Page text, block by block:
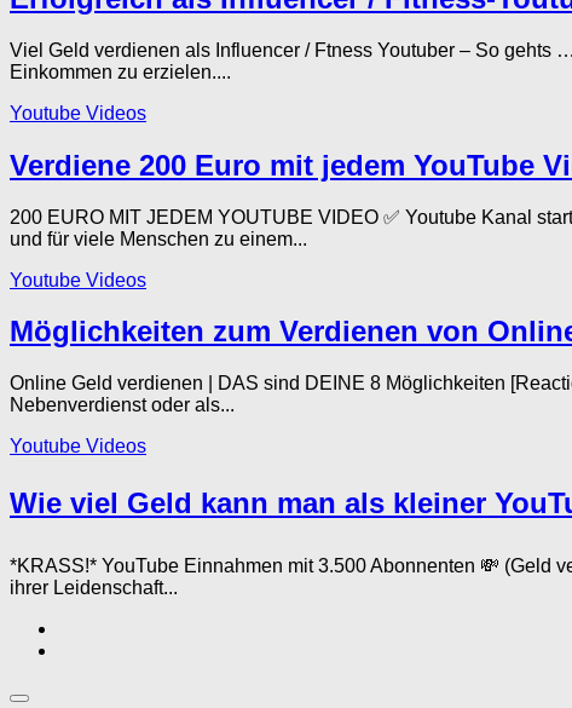
Viel Geld verdienen als Influencer / Ftness Youtuber – So
Einkommen zu erzielen....
Youtube Videos
Verdiene 200 Euro mit jedem YouTube
200 EURO MIT JEDEM YOUTUBE VIDEO ✅ Youtube Kanal
und für viele Menschen zu einem...
Youtube Videos
Möglichkeiten zum Verdienen von
Online Geld verdienen | DAS sind DEINE 8 Möglichkeiten
Nebenverdienst oder als...
Youtube Videos
Wie viel Geld kann man als kleiner
*KRASS!* YouTube Einnahmen mit 3.500 Abonnenten 💸
ihrer Leidenschaft...